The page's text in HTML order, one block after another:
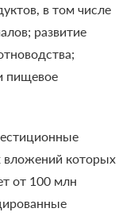
в том числе
развитие
пищевое
вложений которых
от 100 млн